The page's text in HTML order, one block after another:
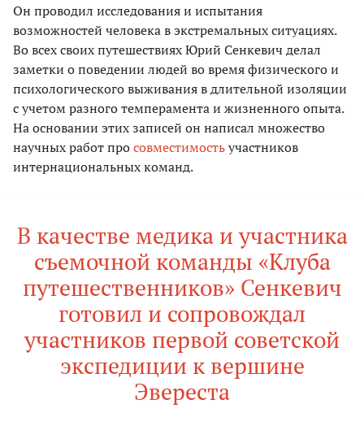
Он проводил исследования и испытания
возможностей человека в экстремальных ситуациях.
Во всех своих путешествиях Юрий Сенкевич делал
заметки о поведении людей во время физического и
психологического выживания в длительной изоляции
с учетом разного темперамента и жизненного опыта.
На основании этих записей он написал множество
научных работ просовместимостьучастников
интернациональных команд.
В качестве медика и участника
съемочной команды «Клуба
путешественников» Сенкевич
готовил и сопровождал
участников первой советской
экспедиции к вершине
Эвереста